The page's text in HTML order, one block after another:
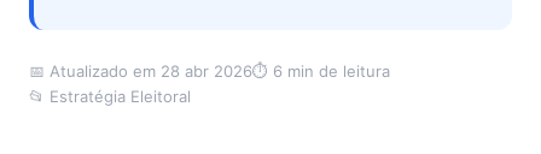
📅 Atualizado em 28 abr 2026⏱ 6 min de leitura
📂 Estratégia Eleitoral